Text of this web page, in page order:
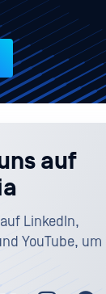
auf
auf LinkedIn,
YouTube, um